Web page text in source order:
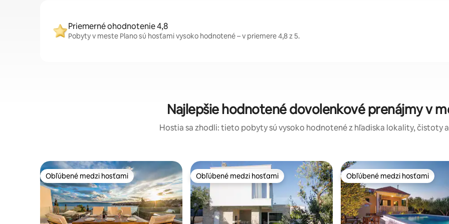
Priemerné ohodnotenie 4,8
Pobyty v meste Plano sú hosťami vysoko hodnotené – v priemere 4,8 z 5.
Najlepšie hodnotené dovolenkové prenájmy v
Hostia sa zhodli: tieto pobyty sú vysoko hodnotené z hľadiska lokality, čistoty
Obľúbené medzi hosťami
Obľúbené medzi hosťami Obľúbené medzi hosťami
Obľúbené medzi hosťami Obľúbené medzi hosťami
Obľúbené medzi hosťami